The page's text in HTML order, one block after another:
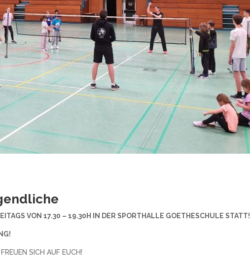
VON 17.30 – 19.30H IN DER SPORTHALLE GOETHESCHULE STATT!
SICH AUF EUCH!